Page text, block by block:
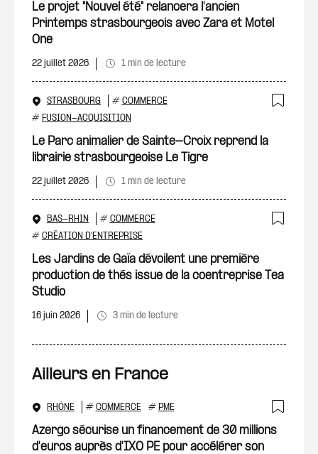
Le projet "Nouvel été" relancera l'ancien
Printemps strasbourgeois avec Zara et Motel
One
22 juillet 2026 1 min de lecture
STRASBOURG # COMMERCE
# FUSION-ACQUISITION
Le Parc animalier de Sainte-Croix reprend la
librairie strasbourgeoise Le Tigre
22 juillet 2026 1 min de lecture
BAS-RHIN # COMMERCE
# CRÉATION D'ENTREPRISE
Les Jardins de Gaïa dévoilent une première
production de thés issue de la coentreprise Tea
Studio
16 juin 2026 3 min de lecture
Ailleurs en France
RHÔNE # COMMERCE # PME
Azergo sécurise un financement de 30 millions
d'euros auprès d'IXO PE pour accélérer son